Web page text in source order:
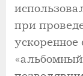
при
ускоренное